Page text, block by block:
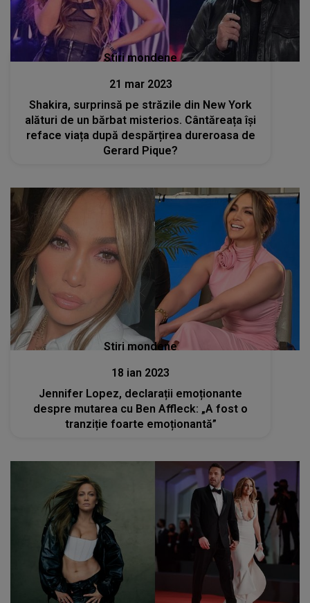
Stiri mondene
21 mar 2023
Shakira, surprinsă pe străzile din New York
alături de un bărbat misterios. Cântăreața își
reface viața după despărțirea dureroasa de
Gerard Pique?
Stiri mondene
18 ian 2023
Jennifer Lopez, declarații emoționante
despre mutarea cu Ben Affleck: „A fost o
tranziție foarte emoționantă”